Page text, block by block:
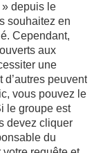
» depuis le
souhaitez en
Cependant,
aux
une
d’autres peuvent
vous pouvez le
le groupe est
devez cliquer
du